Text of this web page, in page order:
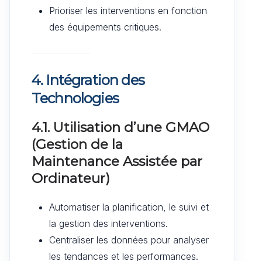
Prioriser les interventions en fonction
des équipements critiques.
4. Intégration des
Technologies
4.1. Utilisation d’une GMAO
(Gestion de la
Maintenance Assistée par
Ordinateur)
Automatiser la planification, le suivi et
la gestion des interventions.
Centraliser les données pour analyser
les tendances et les performances.